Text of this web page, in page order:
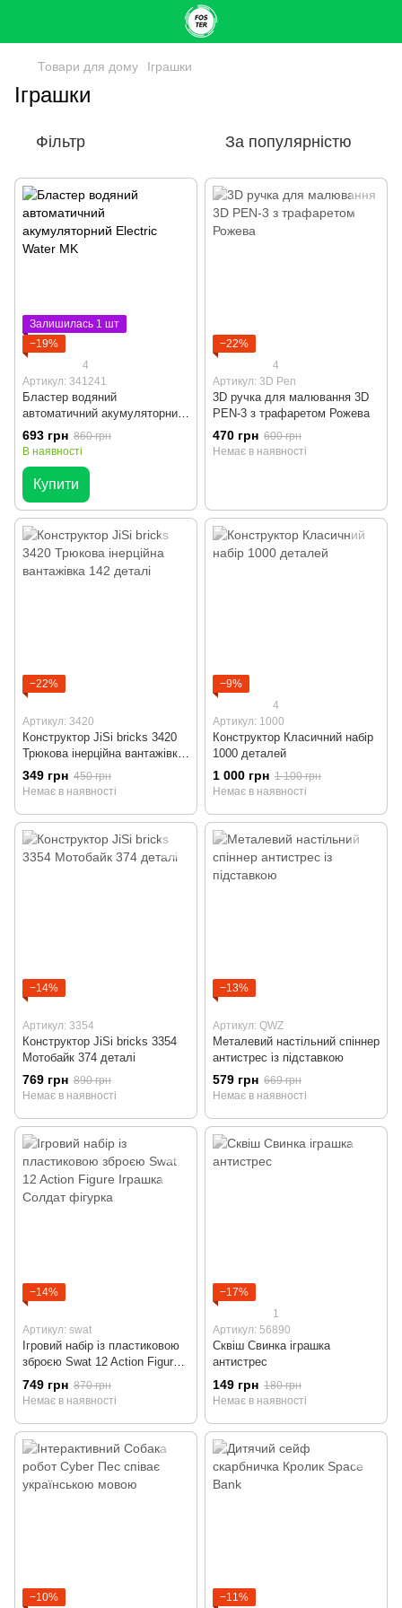
Товари для дому Іграшки
Іграшки
Фільтр За популярністю
Залишилась 1 шт
−19%
4
Артикул: 341241
Бластер водяний
автоматичний акумуляторний
Electric Water MK
693 грн 860 грн
В наявності
Купити
−22%
4
Артикул: 3D Pen
3D ручка для малювання 3D
PEN-3 з трафаретом Рожева
470 грн 600 грн
Немає в наявності
−22%
Артикул: 3420
Конструктор JiSi bricks 3420
Трюкова інерційна вантажівка
142 деталі
349 грн 450 грн
Немає в наявності
−9%
4
Артикул: 1000
Конструктор Класичний набір
1000 деталей
1 000 грн 1 100 грн
Немає в наявності
−14%
Артикул: 3354
Конструктор JiSi bricks 3354
Мотобайк 374 деталі
769 грн 890 грн
Немає в наявності
−13%
Артикул: QWZ
Металевий настільний спіннер
антистрес із підставкою
579 грн 669 грн
Немає в наявності
−14%
Артикул: swat
Ігровий набір із пластиковою
зброєю Swat 12 Action Figure
Іграшка Солдат фігурка
749 грн 870 грн
Немає в наявності
−17%
1
Артикул: 56890
Сквіш Свинка іграшка
антистрес
149 грн 180 грн
Немає в наявності
−10% −11%